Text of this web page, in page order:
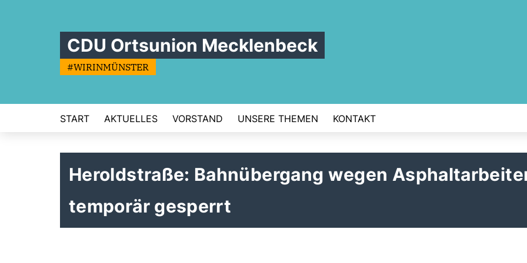
CDU Ortsunion Mecklenbeck
#WIRINMÜNSTER
START AKTUELLES VORSTAND UNSERE THEMEN KONTAKT
Heroldstraße: Bahnübergang wegen
temporär gesperrt